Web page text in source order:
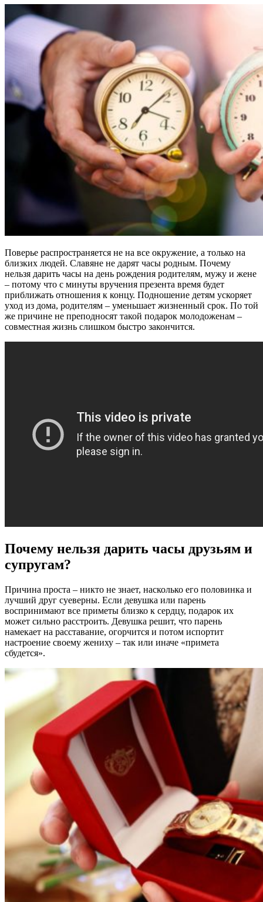
Поверье распространяется не на все окружение, а только на
близких людей. Славяне не дарят часы родным. Почему
нельзя дарить часы на день рождения родителям, мужу и жене
– потому что с минуты вручения презента время будет
приближать отношения к концу. Подношение детям ускоряет
уход из дома, родителям – уменьшает жизненный срок. По той
же причине не преподносят такой подарок молодоженам –
совместная жизнь слишком быстро закончится.
Почему нельзя дарить часы друзьям и
супругам?
Причина проста – никто не знает, насколько его половинка и
лучший друг суеверны. Если девушка или парень
воспринимают все приметы близко к сердцу, подарок их
может сильно расстроить. Девушка решит, что парень
намекает на расставание, огорчится и потом испортит
настроение своему жениху – так или иначе «примета
сбудется».